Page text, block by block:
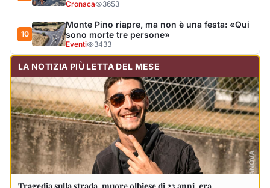
Tragedia sulla strada, muore olbiese di 23 anni, era
volontario dell'Oftal
Cronaca30.742visualizzazioni
Ultimi Necrologi Vedi tutti →